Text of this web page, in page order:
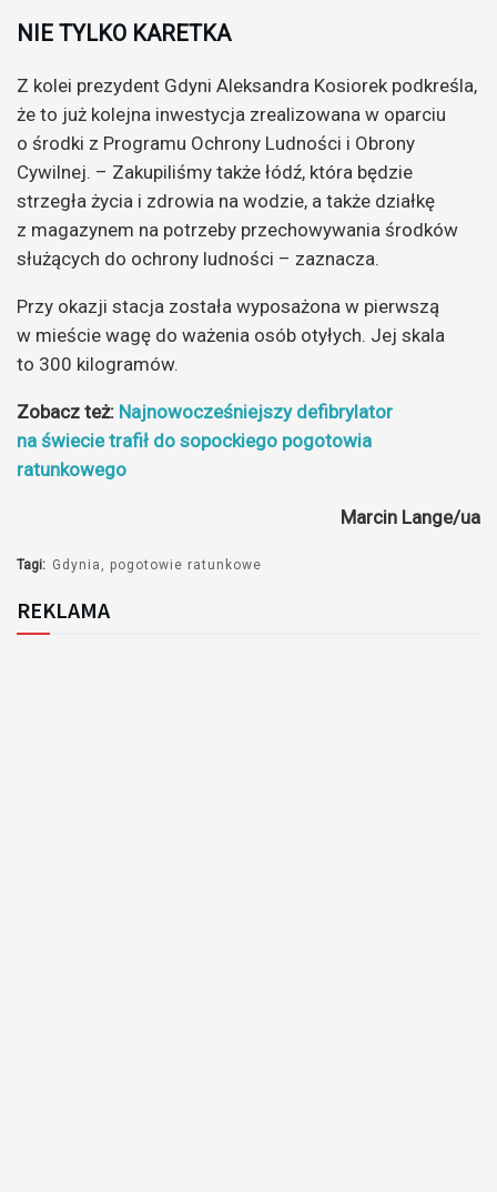
NIE TYLKO KARETKA
Z kolei prezydent Gdyni Aleksandra Kosiorek podkreśla,
że to już kolejna inwestycja zrealizowana w oparciu
o środki z Programu Ochrony Ludności i Obrony
Cywilnej. – Zakupiliśmy także łódź, która będzie
strzegła życia i zdrowia na wodzie, a także działkę
z magazynem na potrzeby przechowywania środków
służących do ochrony ludności – zaznacza.
Przy okazji stacja została wyposażona w pierwszą
w mieście wagę do ważenia osób otyłych. Jej skala
to 300 kilogramów.
Zobacz też: Najnowocześniejszy defibrylator
na świecie trafił do sopockiego pogotowia
ratunkowego
Marcin Lange/ua
Tagi: Gdynia pogotowie ratunkowe
REKLAMA